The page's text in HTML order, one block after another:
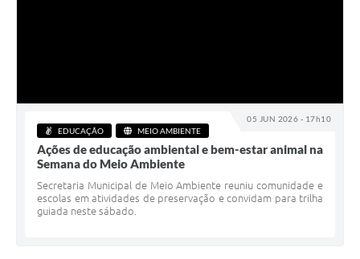
05 JUN 2026 - 17h10
EDUCAÇÃO MEIO AMBIENTE
Ações de educação ambiental e bem-estar animal na
Semana do Meio Ambiente
Secretaria Municipal de Meio Ambiente reuniu comunidade e
escolas em atividades de preservação e convidam para trilha
guiada neste sábado.